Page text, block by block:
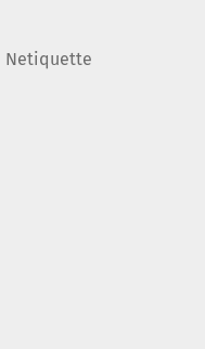
Netiquette